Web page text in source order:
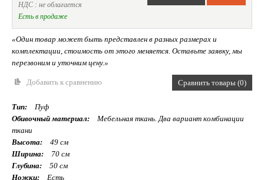
НДС : не облагается
Есть в продаже
«Один товар может быть представлен в разных размерах и
комплектации, стоимость от этого меняется. Оставьте заявку, мы
перезвоним и уточним цену.»
Добавить к сравнению Сравнить товары (0)
Тип:
Пуф
Обивочный материал:
Мебельная ткань. Два вариант комбинации
ткани
Высота:
49 см
Ширина:
70 см
Глубина:
50 см
Ножки:
Есть